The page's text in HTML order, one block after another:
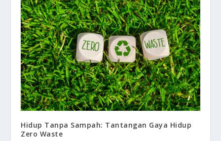
Hidup Tanpa Sampah: Tantangan Gaya Hidup
Zero Waste